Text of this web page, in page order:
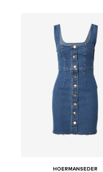
HOERMANSEDER